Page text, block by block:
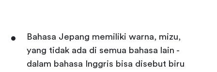
Bahasa Jepang memiliki warna, mizu,
yang tidak ada di semua bahasa lain -
dalam bahasa Inggris bisa disebut biru